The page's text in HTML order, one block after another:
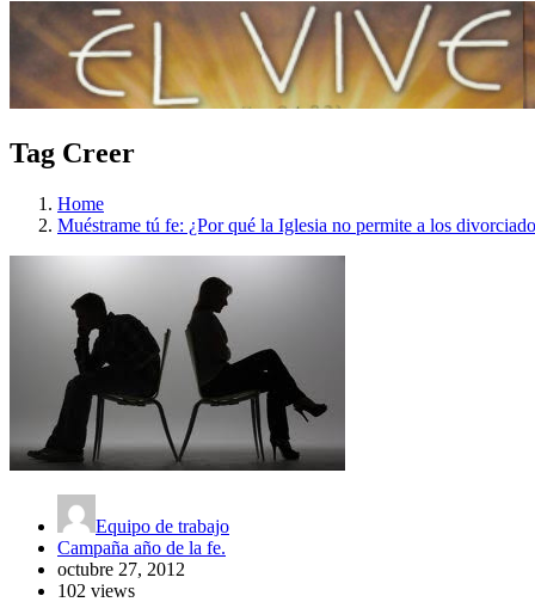
Tag Creer
Home
Muéstrame tú fe: ¿Por qué la Iglesia no permite a los
Equipo de trabajo
Campaña año de la fe.
octubre 27, 2012
102 views